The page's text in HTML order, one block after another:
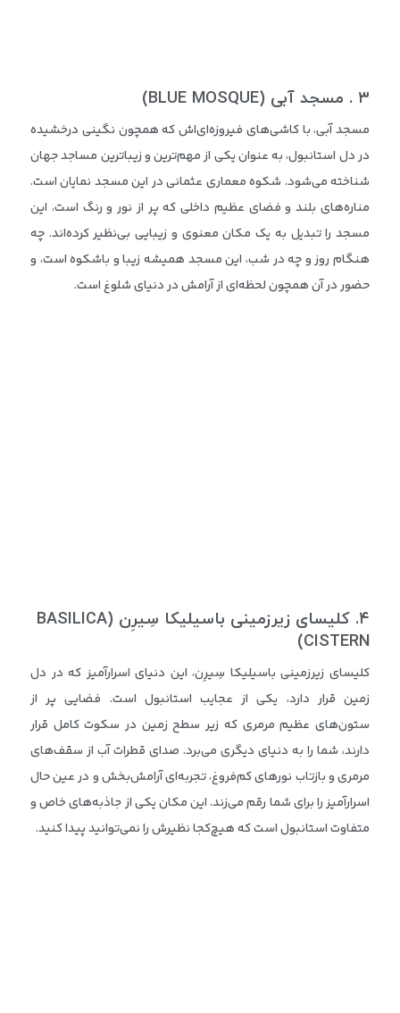
۳ . مسجد آبی (BLUE MOSQUE)
مسجد آبی، با کاشی‌های فیروزه‌ای‌اش که همچون نگینی درخشیده
در دل استانبول، به عنوان یکی از مهم‌ترین و زیباترین مساجد جهان
شناخته می‌شود. شکوه معماری عثمانی در این مسجد نمایان است.
مناره‌های بلند و فضای عظیم داخلی که پر از نور و رنگ است، این
مسجد را تبدیل به یک مکان معنوی و زیبایی بی‌نظیر کرده‌اند. چه
هنگام روز و چه در شب، این مسجد همیشه زیبا و باشکوه است، و
حضور در آن همچون لحظه‌ای از آرامش در دنیای شلوغ است.
۴. کلیسای زیرزمینی باسیلیکا سِیرِن (BASILICA
CISTERN)
کلیسای زیرزمینی باسیلیکا سِیرِن، این دنیای اسرارآمیز که در دل
زمین قرار دارد، یکی از عجایب استانبول است. فضایی پر از
ستون‌های عظیم مرمری که زیر سطح زمین در سکوت کامل قرار
دارند، شما را به دنیای دیگری می‌برد. صدای قطرات آب از سقف‌های
مرمری و بازتاب نورهای کم‌فروغ، تجربه‌ای آرامش‌بخش و در عین حال
اسرارآمیز را برای شما رقم می‌زند. این مکان یکی از جاذبه‌های خاص و
متفاوت استانبول است که هیچ‌کجا نظیرش را نمی‌توانید پیدا کنید.